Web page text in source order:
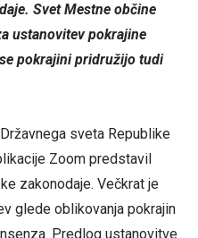
Svet Mestne občine
ustanovitev pokrajine
pokrajini pridružijo tudi
sveta Republike
Zoom predstavil
zakonodaje. Večkrat je
glede oblikovanja pokrajin
Predlog ustanovitve